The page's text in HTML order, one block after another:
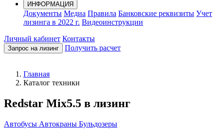
ИНФОРМАЦИЯ
Документы Медиа Правила Банковские реквизиты Учет
лизинга в 2022 г. Видеоинструкции
Личный кабинет Контакты
Запрос на лизинг Получить расчет
Главная
Каталог техники
Redstar Mix5.5 в лизинг
Автобусы Автокраны Бульдозеры